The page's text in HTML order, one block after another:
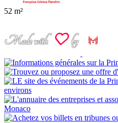
52 m²